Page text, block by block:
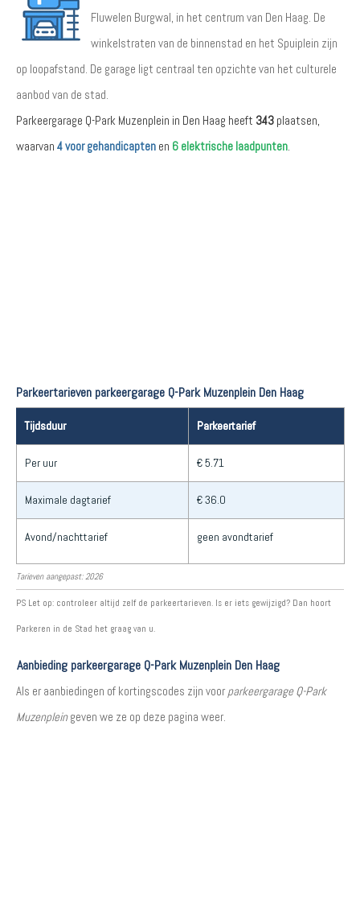
Fluwelen Burgwal, in het centrum van Den Haag. De
winkelstraten van de binnenstad en het Spuiplein zijn
op loopafstand. De garage ligt centraal ten opzichte van het culturele
aanbod van de stad.
Parkeergarage Q-Park Muzenplein in Den Haag heeft 343 plaatsen,
waarvan 4 voor gehandicapten en 6 elektrische laadpunten
Parkeertarieven parkeergarage Q-Park Muzenplein Den Haag
Tijdsduur Parkeertarief
Per uur € 5.71
Maximale dagtarief € 36.0
Avond/nachttarief geen avondtarief
Tarieven aangepast: 2026
PS Let op: controleer altijd zelf de parkeertarieven. Is er iets gewijzigd? Dan hoort
Parkeren in de Stad het graag van u.
Aanbieding parkeergarage Q-Park Muzenplein Den Haag
Als er aanbiedingen of kortingscodes zijn voor parkeergarage Q-Park
Muzenpleingeven we ze op deze pagina weer.